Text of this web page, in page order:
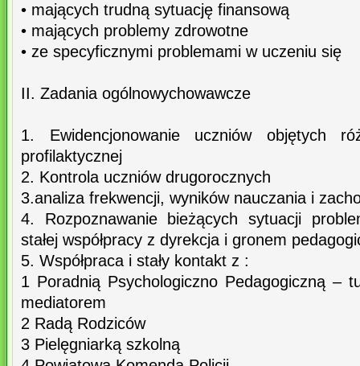
• mających trudną sytuację finansową
• mających problemy zdrowotne
• ze specyficznymi problemami w uczeniu się
II. Zadania ogólnowychowawcze
1. Ewidencjonowanie uczniów objętych
profilaktycznej
2. Kontrola uczniów drugorocznych
3.analiza frekwencji, wyników nauczania i
4. Rozpoznawanie bieżących sytuacji
stałej współpracy z dyrekcja i gronem
5. Współpraca i stały kontakt z :
1 Poradnią Psychologiczno Pedagogiczną –
mediatorem
2 Radą Rodziców
3 Pielęgniarką szkolną